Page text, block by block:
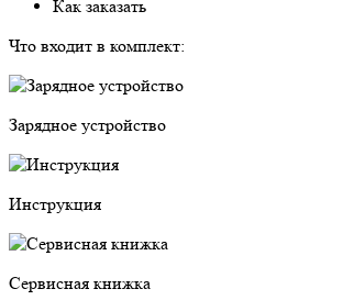
Как заказать
Что входит в комплект:
Зарядное устройство
Инструкция
Сервисная книжка